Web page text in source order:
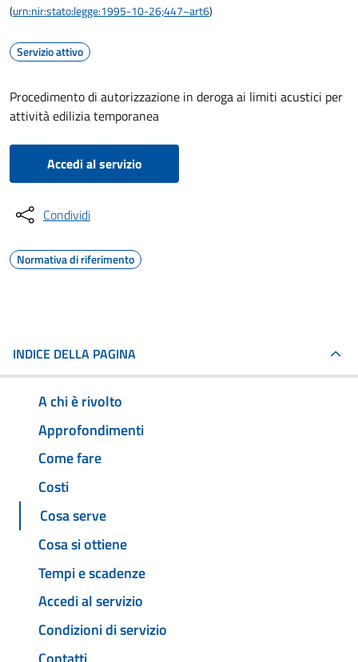
(urn:nir:stato:legge:1995-10-26;447~art6)
Servizio attivo
Procedimento di autorizzazione in deroga ai limiti acustici per
attività edilizia temporanea
Accedi al servizio
Condividi
Normativa di riferimento
INDICE DELLA PAGINA
A chi è rivolto
Approfondimenti
Come fare
Costi
Cosa serve
Cosa si ottiene
Tempi e scadenze
Accedi al servizio
Condizioni di servizio